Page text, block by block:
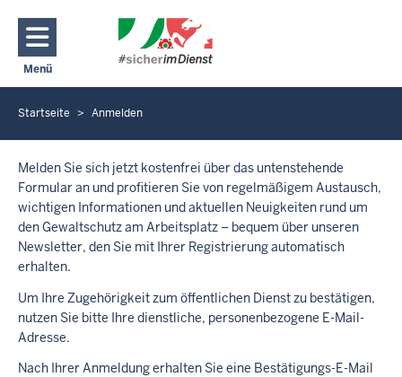
Direkt zum Inhalt
Menü
Navigation aktivieren/deaktivieren: Hauptmenü
Sie
befinden
sich
hier
Startseite Anmelden
J
e
t
z
t
A
n
m
e
l
d
e
n
Melden Sie sich jetzt kostenfrei über das untenstehende
Formular an und profitieren Sie von regelmäßigem Austausch,
wichtigen Informationen und aktuellen Neuigkeiten rund um
den Gewaltschutz am Arbeitsplatz – bequem über unseren
Newsletter, den Sie mit Ihrer Registrierung automatisch
erhalten.
Um Ihre Zugehörigkeit zum öffentlichen Dienst zu bestätigen,
nutzen Sie bitte Ihre dienstliche, personenbezogene E-Mail-
Adresse.
Nach Ihrer Anmeldung erhalten Sie eine Bestätigungs-E-Mail